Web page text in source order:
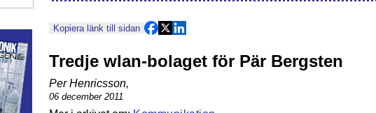
Kopiera länk till sidan
Tredje wlan-bolaget för Pär Bergsten
Per Henricsson,
06 december 2011